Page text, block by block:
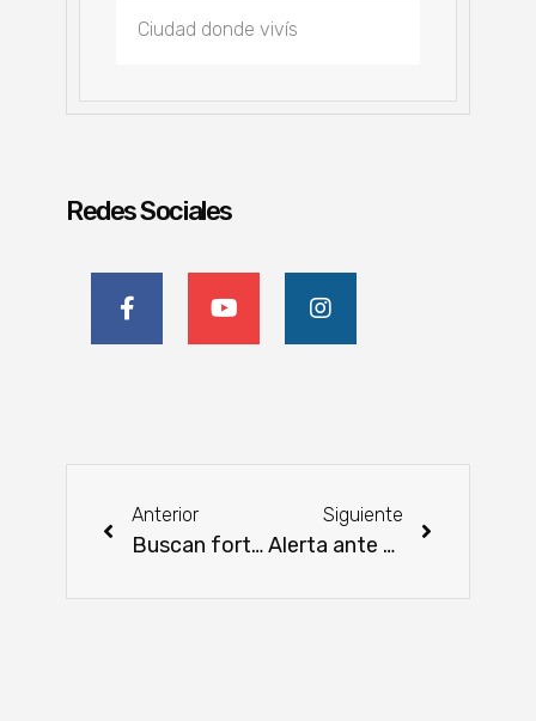
Redes Sociales
Anterior
Buscan fortalecer producción de peces en estanques en Ayolas
Siguiente
Alerta ante aparición de focos de roya de la soja